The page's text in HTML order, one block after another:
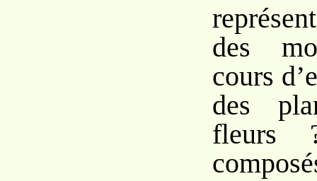
des
cours
des
fleurs